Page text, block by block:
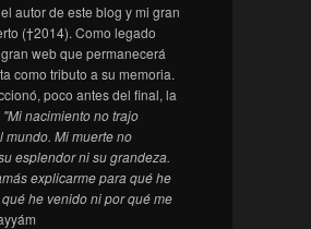
autor de este blog y mi gran
(†2014). Como legado
web que permanecerá
como tributo a su memoria.
poco antes del final, la
"Mi nacimiento no trajo
mundo. Mi muerte no
esplendor ni su grandeza.
explicarme para qué he
he venido ni por qué me